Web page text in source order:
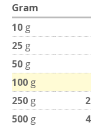
Gram
10 g
25 g
50 g
100 g
250 g
500 g